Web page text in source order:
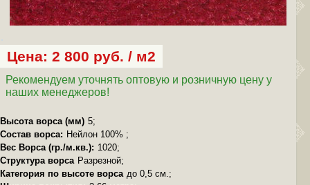
Цена: 2 800 руб. / м2
Рекомендуем уточнять оптовую и розничную цену у
наших менеджеров!
Высота ворса (мм) 5;
Состав ворса: Нейлон 100% ;
Вес Ворса (гр./м.кв.): 1020;
Структура ворса Разрезной;
Категория по высоте ворса до 0,5 см.;